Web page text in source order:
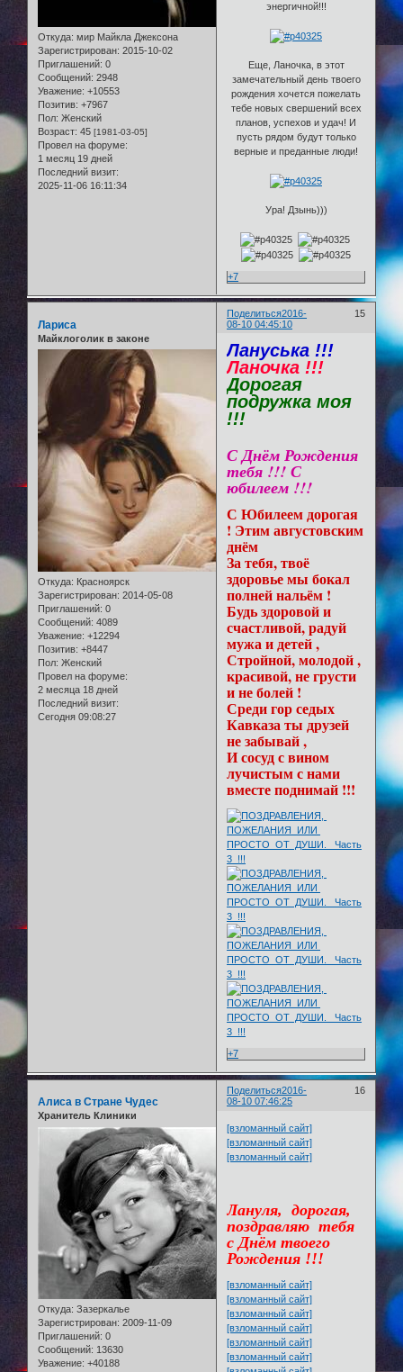
Откуда: мир Майкла Джексона
Зарегистрирован: 2015-10-02
Приглашений: 0
Сообщений: 2948
Уважение: +10553
Позитив: +7967
Пол: Женский
Возраст: 45 [1981-03-05]
Провел на форуме:
1 месяц 19 дней
Последний визит:
2025-11-06 16:11:34
энергичной!!!
Еще, Ланочка, в этот
замечательный день твоего
рождения хочется пожелать
тебе новых свершений всех
планов, успехов и удач! И
пусть рядом будут только
верные и преданные люди!
Ура! Дзынь)))
+7
Поделиться 15
2016-
08-10 04:45:10
Лариса
Майклоголик в законе
Откуда: Красноярск
Зарегистрирован: 2014-05-08
Приглашений: 0
Сообщений: 4089
Уважение: +12294
Позитив: +8447
Пол: Женский
Провел на форуме:
2 месяца 18 дней
Последний визит:
Сегодня 09:08:27
Лануська !!!
Ланочка !!!
Дорогая
подружка моя
!!!
С Днём Рождения
тебя !!! С
юбилеем !!!
С Юбилеем дорогая
! Этим августовским
днём
За тебя, твоё
здоровье мы бокал
полней нальём !
Будь здоровой и
счастливой, радуй
мужа и детей ,
Стройной, молодой ,
красивой, не грусти
и не болей !
Среди гор седых
Кавказа ты друзей
не забывай ,
И сосуд с вином
лучистым с нами
вместе поднимай !!!
+7
Поделиться 16
2016-
08-10 07:46:25
Алиса в Стране Чудес
Хранитель Клиники
Откуда: Зазеркалье
Зарегистрирован: 2009-11-09
Приглашений: 0
Сообщений: 13630
Уважение: +40188
[взломанный сайт]
[взломанный сайт]
[взломанный сайт]
Лануля, дорогая,
поздравляю тебя
с Днём твоего
Рождения !!!
[взломанный сайт]
[взломанный сайт]
[взломанный сайт]
[взломанный сайт]
[взломанный сайт]
[взломанный сайт]